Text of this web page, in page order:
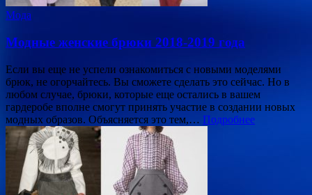
Мода
Модные женские брюки 2018-2019 года
Если вы еще не успели ознакомиться с новыми моделями
брюк, не огорчайтесь. Вы сможете сделать это сейчас. Но в
любом случае, брюки, которые еще остались в вашем
гардеробе вполне смогут принять участие в создании новых
модных образов. Объясняется это тем,… Подробнее